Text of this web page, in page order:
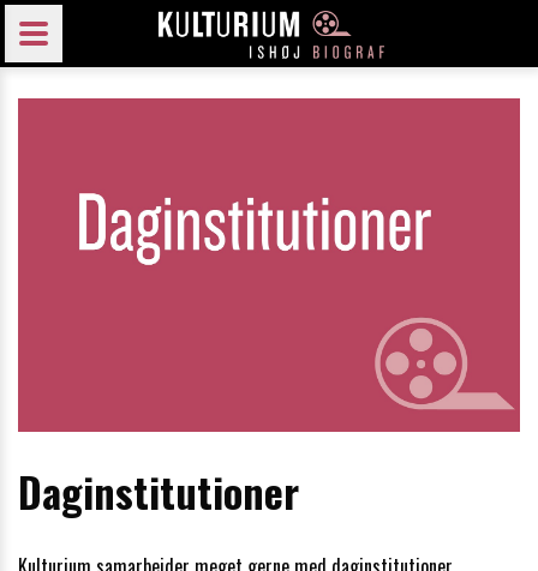
Daginstitutioner